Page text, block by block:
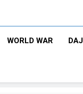
WORLD WAR